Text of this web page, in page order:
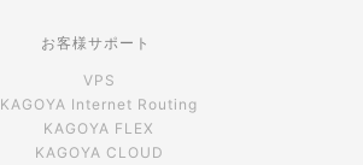
お客様サポート
VPS
KAGOYA Internet Routing
KAGOYA FLEX
KAGOYA CLOUD